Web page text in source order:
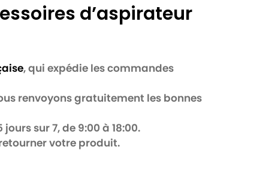
d’aspirateur
, qui expédie les commandes
renvoyons gratuitement les bonnes
sur 7, de 9:00 à 18:00.
votre produit.